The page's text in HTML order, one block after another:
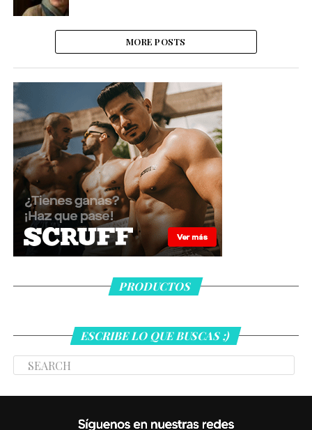
MORE POSTS
PRODUCTOS
ESCRIBE LO QUE BUSCAS ;)